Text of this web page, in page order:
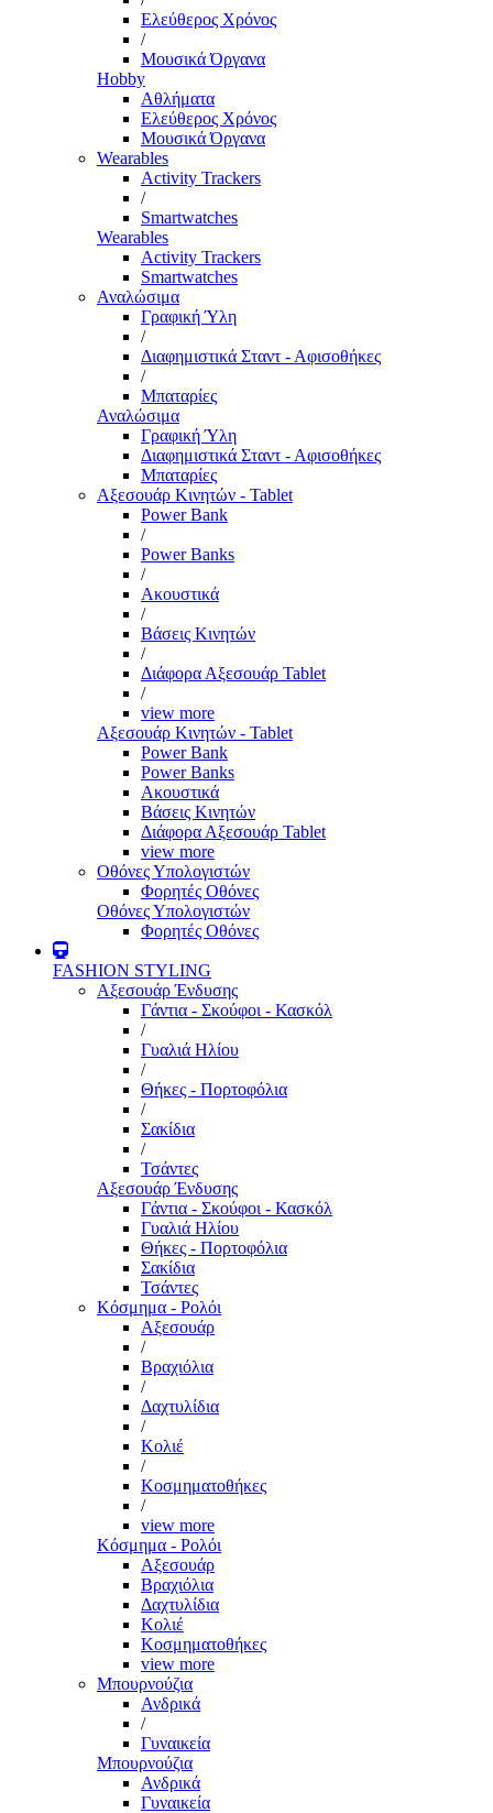
Ελεύθερος Χρόνος
/
Μουσικά Όργανα
Hobby
Αθλήματα
Ελεύθερος Χρόνος
Μουσικά Όργανα
Wearables
Activity Trackers
/
Smartwatches
Wearables
Activity Trackers
Smartwatches
Αναλώσιμα
Γραφική Ύλη
/
Διαφημιστικά Σταντ - Αφισοθήκες
/
Μπαταρίες
Αναλώσιμα
Γραφική Ύλη
Διαφημιστικά Σταντ - Αφισοθήκες
Μπαταρίες
Αξεσουάρ Κινητών - Tablet
Power Bank
/
Power Banks
/
Ακουστικά
/
Βάσεις Κινητών
/
Διάφορα Αξεσουάρ Tablet
/
view more
Αξεσουάρ Κινητών - Tablet
Power Bank
Power Banks
Ακουστικά
Βάσεις Κινητών
Διάφορα Αξεσουάρ Tablet
view more
Οθόνες Υπολογιστών
Φορητές Οθόνες
Οθόνες Υπολογιστών
Φορητές Οθόνες
FASHION STYLING
Αξεσουάρ Ένδυσης
Γάντια - Σκούφοι - Κασκόλ
/
Γυαλιά Ηλίου
/
Θήκες - Πορτοφόλια
/
Σακίδια
/
Τσάντες
Αξεσουάρ Ένδυσης
Γάντια - Σκούφοι - Κασκόλ
Γυαλιά Ηλίου
Θήκες - Πορτοφόλια
Σακίδια
Τσάντες
Κόσμημα - Ρολόι
Αξεσουάρ
/
Βραχιόλια
/
Δαχτυλίδια
/
Κολιέ
/
Κοσμηματοθήκες
/
view more
Κόσμημα - Ρολόι
Αξεσουάρ
Βραχιόλια
Δαχτυλίδια
Κολιέ
Κοσμηματοθήκες
view more
Μπουρνούζια
Ανδρικά
/
Γυναικεία
Μπουρνούζια
Ανδρικά
Γυναικεία